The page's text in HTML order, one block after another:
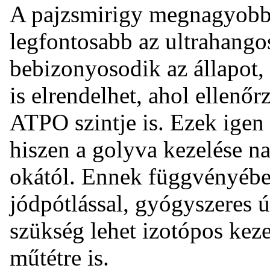
A pajzsmirigy
legfontosabb az
bebizonyosodik az
is elrendelhet, ahol
ATPO szintje is. Ezek
hiszen a golyva kezelése
okától. Ennek
jódpótlással, gyógyszeres
szükség lehet izotópos
műtétre is.